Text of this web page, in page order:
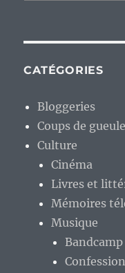
CATÉGORIES
Bloggeries
Coups de gueule
Culture
Cinéma
Livres et
Mémoires
Musique